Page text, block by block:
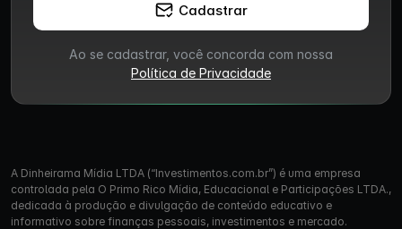
Cadastrar
Ao se cadastrar, você concorda com nossa
Política de Privacidade
A Dinheirama Mídia LTDA (“Investimentos.com.br”) é uma empresa
controlada pela O Primo Rico Mídia, Educacional e Participações LTDA.,
dedicada à produção e divulgação de conteúdo educativo e
informativo sobre finanças pessoais, investimentos e mercado.